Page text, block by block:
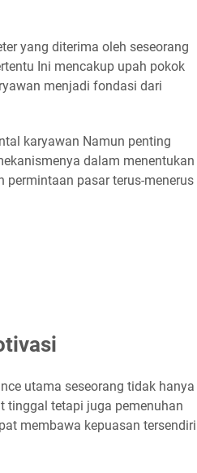
yang diterima oleh seseorang
Ini mencakup upah pokok
menjadi fondasi dari
karyawan Namun penting
dalam menentukan
pasar terus-menerus
utama seseorang tidak hanya
tinggal tetapi juga pemenuhan
membawa kepuasan tersendiri